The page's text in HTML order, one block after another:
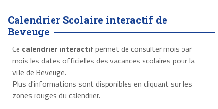
Calendrier Scolaire interactif de
Beveuge
Ce calendrier interactif permet de consulter mois par
mois les dates officielles des vacances scolaires pour la
ville de Beveuge.
Plus d'informations sont disponibles en cliquant sur les
zones rouges du calendrier.